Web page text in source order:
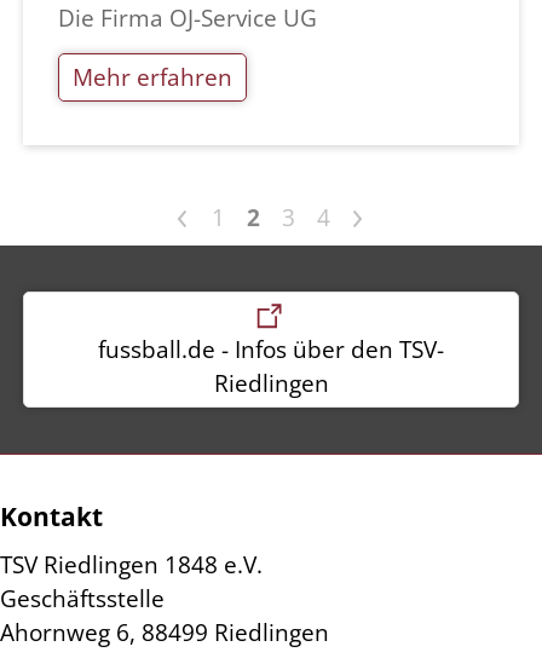
Die Firma OJ-Service UG
Mehr erfahren
< 1 2 3 4 >
fussball.de - Infos über den TSV-
Riedlingen
Kontakt
TSV Riedlingen 1848 e.V.
Geschäftsstelle
Ahornweg 6, 88499 Riedlingen